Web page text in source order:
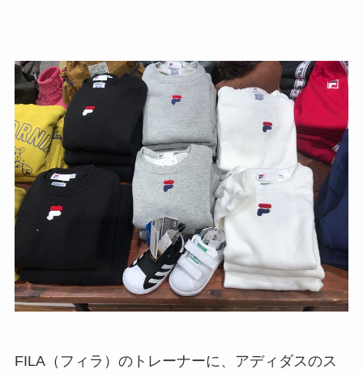
FILA（フィラ）のトレーナーに、アディダスのス